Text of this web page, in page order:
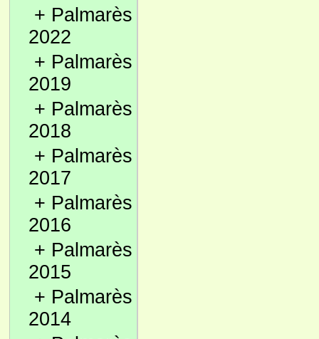
+ Palmarès
2022
+ Palmarès
2019
+ Palmarès
2018
+ Palmarès
2017
+ Palmarès
2016
+ Palmarès
2015
+ Palmarès
2014